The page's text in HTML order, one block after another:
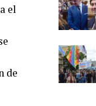
el
de